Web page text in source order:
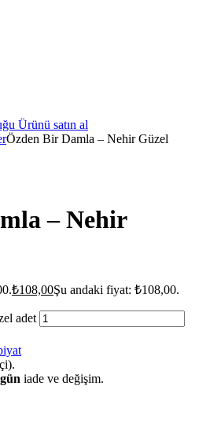
Ürünü satın al
Özden Bir Damla – Nehir Güzel
– Nehir
₺108,00Şu andaki fiyat: ₺108,00.
adet
iade ve değişim.